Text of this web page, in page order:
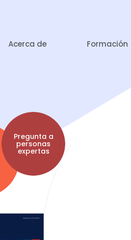
Acerca de Formación
Pregunta a
personas
expertas